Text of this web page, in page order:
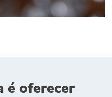
é oferecer